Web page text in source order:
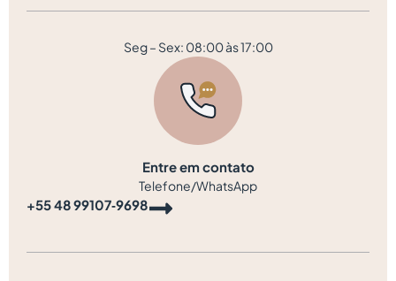
Seg – Sex: 08:00 às 17:00
Entre em contato
Telefone/WhatsApp
‪+55 48 99107‑9698‬